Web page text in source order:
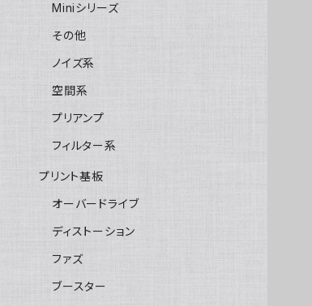
Miniシリーズ
その他
ノイズ系
空間系
プリアンプ
フィルター系
プリント基板
オーバードライブ
ディストーション
ファズ
ブースター